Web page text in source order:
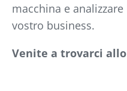
macchina e
vostro business.
Venite a trovarci allo